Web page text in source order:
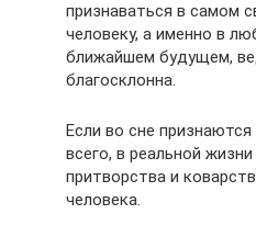
признаваться в самом
человеку, а именно в
ближайшем будущем,
благосклонна.
Если во сне
всего, в реальной
притворства и
человека.